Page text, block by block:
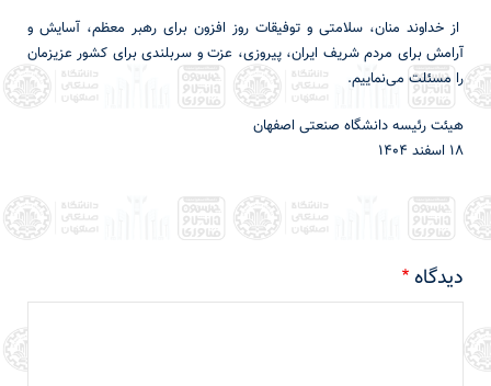
از خداوند منان، سلامتی و توفیقات روز افزون برای رهبر معظم، آسایش و
آرامش برای مردم شریف ایران، پیروزی، عزت و سربلندی برای کشور عزیزمان
را مسئلت می‌نماییم.
هیئت رئیسه دانشگاه صنعتی اصفهان
۱۸ اسفند ۱۴۰۴
دیدگاه